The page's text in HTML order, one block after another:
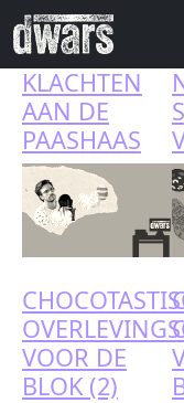
Skip to main content
KLACHTEN
AAN DE
PAASHAAS
VOOR DE
BLOK (2)